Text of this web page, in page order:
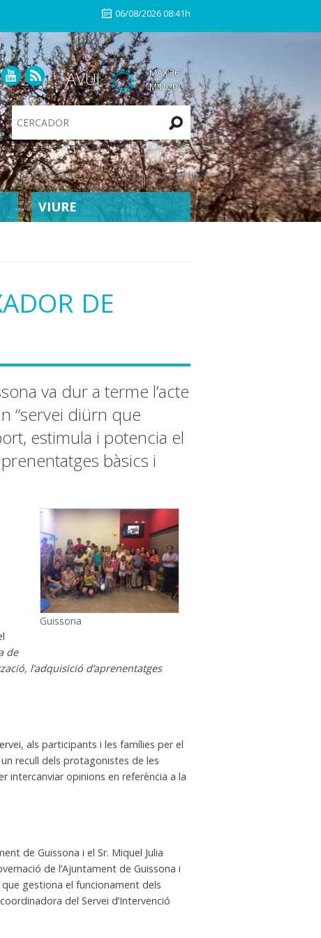
06/08/2026 08:41h
AVUI MAX:36º
MIN:20º
Search
Site
VIURE
DE
va dur a terme l’acte
“servei diürn que
estimula i potencia el
bàsics i
Guissona
de
l’adquisició d’aprenentatges
als participants i les famílies per el
recull dels protagonistes de les
opinions en referència a la
de Guissona i el Sr. Miquel Julia
de l’Ajuntament de Guissona i
gestiona el funcionament dels
del Servei d’Intervenció